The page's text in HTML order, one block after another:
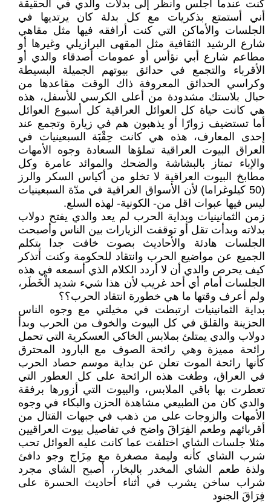
كنت عندما أجلس وأنظر إلى بدلات والدي في الحقيقة
أني أستمتع بذكريات مع كل بدلة كان يرتديها في
الجلسات والأماكن التي كنت أرافقه فيها مثل مقاهي
شارع الرشيد الثقافية مثل المقهى البرازيلي وغيرها أو
مطاعم شارع أبي نؤأس أو عمومات أصدقاء والدي أو
الأقرباء والتجمع في حدائق بيوتهم الجميلة البسيطة
وكراسي الحدائق المعروفة ذاك الوقت مقاعدها من
حبال بلاستك مشدودة من أعلى الكرسي للأسفل، هذه
هي كانت حياة كل العوائل العراقية كل أسبوع العوائل
أما تستضيف زوارًا أو يذهبون هم في زيارة وتجمع عند
إحدى المعارف، هذه هي كانت حِقْبَة السبعينيات في
العراق البيوت العراقية تملؤها السعادة وجوه الأمهات
والإباء تمتاز بالبشاشة والضحك والموائد عامرة وكل
مطابخ البيوت العراقية لا تخلو من أكياس السكر والرز
(50 كيلوغراما) لأن الأسواق العراقية في مدّة السبعينيات
ليس فيها عبوات اقل من- الكونية- لهذه السلع.
زمن الثمانينيات وبداية الحرب لم يعد والدي يفتح دولاب
بدلاته وبدأت تقل أو توقفت الزيارات بين الناس وأصبحت
الجلسات هادئة والأحاديث بصوت خافت جدا يتكلم
الجميع عن مواضيع الحرب وانتقاد للحكومة وكنت أتذكر
كيف يحرص والدي أن لا أردد الكلام الذي أسمعه في هذه
الجلسات أمام أي أحد غريب لأن هذا شيء شديد الْخَطَر،
ولم أعرف وقتها ما هي خطورة انتقاد الحرب؟؟
بداية الثمانينيات ارتبطت في مخيلتي مع وجوه الناس
الحزينة والقلق في كل البيوت والخوف من الحرب وبدأ
دولاب والدي يمتلئ بملابس الخاكي العسكرية التي تحمل
رائحة مميزة وهي رائحة الصوف مع البارود المحترق
كأنها رائحة الموت تعلن عن بداية موسم حصاد الحرب
في العراق، وطغت هذه الرائحة على كل العطور التي
تعطرت بها باقي الملابس، والبيوت التي أزورها برفقة
والدي كان من الطبيعي مشاهدة الحزن والبكاء في وجوه
الأمهات والزوجات على من ذهب في جبهات القتال من
أقربائهم وطعم الفِرَاقَ واضح في تفاصيل بيوت العراقيين
مثلا جلسات الشاي اختلفت عما كانت عليه العوائل تحب
شرب الشاي كأنه وليمة مصغرة مع مِزَاج وجو دافئ
ولذة طعم الشاي المخدر بالبخار، أصبح الشاي مجرد
شراب ساخن يشرب في أثناء أحاديث الحسرة على
فِرَاقَ الجنود